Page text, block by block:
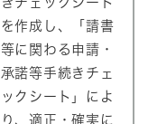
を作成し、「請書
等に関わる申請・
承諾等手続きチェ
ックシート」によ
り、適正・確実に